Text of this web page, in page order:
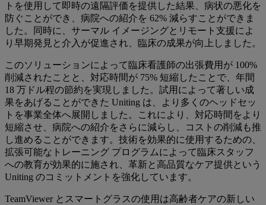
トを使用して即時の遠隔評価を提供した結果、病状の悪化を
防ぐことができ、病院への紹介を 62% 減らすことができま
した。同時に、サーマル イメージングとリモート支援によ
り早期発見と介入が促進され、臨床の成果が向上しました。
このソリューションによって臨床看護師の出張費用が 100%
削減されたことと、対応時間が 75% 短縮したことで、年間
18 万ドル程の節約を実現しました。試用によって著しい成
果をあげることができた Uniting は、より多くのヘッドセッ
トを事業全体へ展開しました。これにより、対応時間をより
短縮させ、病院への紹介をさらに減らし、コストの削減も推
し進めることができます。技術を効果的に使用するための、
拡張可能なトレーニング プログラムによって臨床スタッフ
への教育が効果的に施され、革新と高品質なケア提供という
Uniting のコミットメントを強化しています。
TeamViewer とスマートグラスの使用は高齢者ケアの新しい